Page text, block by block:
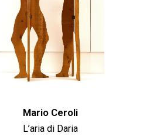
Mario Ceroli
L’aria di Daria